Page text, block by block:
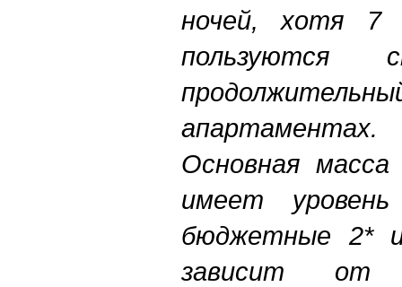
ночей, хотя 7
апартаментах.
Основная
имеет
бюджетные 2*
зависит от